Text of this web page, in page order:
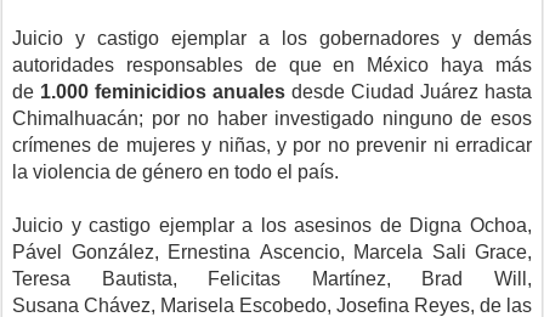
Juicio y castigo ejemplar a los gobernadores y demás
autoridades responsables de que en México haya más
de 1.000 feminicidios anuales desde Ciudad Juárez hasta
Chimalhuacán; por no haber investigado ninguno de esos
crímenes de mujeres y niñas, y por no prevenir ni erradicar
la violencia de género en todo el país.
Juicio y castigo ejemplar a los asesinos de Digna Ochoa,
Pável González, Ernestina Ascencio, Marcela Sali Grace,
Teresa Bautista, Felicitas Martínez, Brad Will,
Susana Chávez, Marisela Escobedo, Josefina Reyes, de las